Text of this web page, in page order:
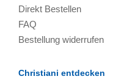
Direkt Bestellen
FAQ
Bestellung widerrufen
Christiani entdecken